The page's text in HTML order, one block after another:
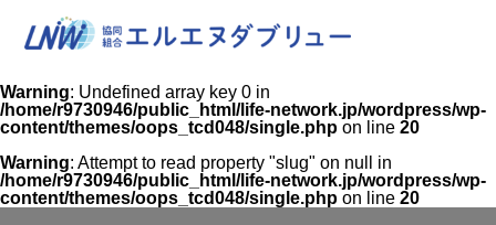
Warning: Undefined array key 0 in
/home/r9730946/public_html/life-network.jp/wordpress/wp-
content/themes/oops_tcd048/single.php on line 20
Warning: Attempt to read property "slug" on null in
/home/r9730946/public_html/life-network.jp/wordpress/wp-
content/themes/oops_tcd048/single.php on line 20